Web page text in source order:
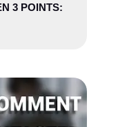
3 POINTS: